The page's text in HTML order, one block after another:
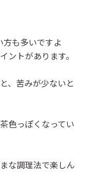
方も多いですよ
ントがあります。
、苦みが少ないと
色っぽくなってい
な調理法で楽しん